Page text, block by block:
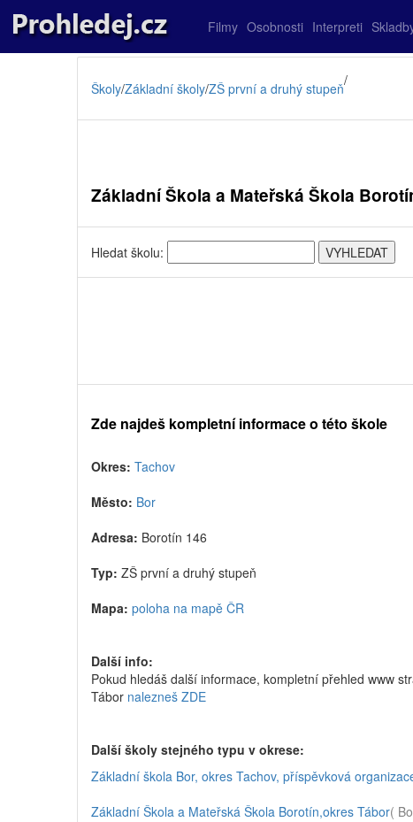
Filmy Osobnosti Interpreti
Školy/Základní školy/ZŠ první a druhý stupeň/
Základní Škola a Mateřská Škola
Hledat školu:
Zde najdeš kompletní informace o této škole
Okres: Tachov
Město: Bor
Adresa: Borotín 146
Typ: ZŠ první a druhý stupeň
Mapa: poloha na mapě ČR
Další info:
Pokud hledáš další informace, kompletní přehled www
Tábor nalezneš ZDE
Další školy stejného typu v okrese:
Základní škola Bor, okres Tachov, příspěvková
Základní Škola a Mateřská Škola Borotín,okres Tábor(